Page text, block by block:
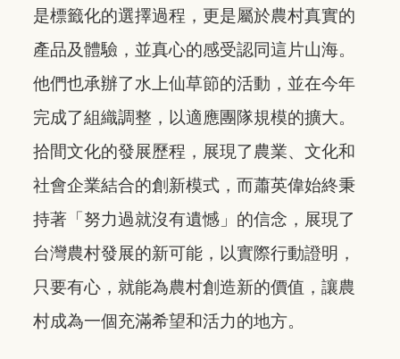
是標籤化的選擇過程，更是屬於農村真實的
產品及體驗，並真心的感受認同這片山海。
他們也承辦了水上仙草節的活動，並在今年
完成了組織調整，以適應團隊規模的擴大。
拾間文化的發展歷程，展現了農業、文化和
社會企業結合的創新模式，而蕭英偉始終秉
持著「努力過就沒有遺憾」的信念，展現了
台灣農村發展的新可能，以實際行動證明，
只要有心，就能為農村創造新的價值，讓農
村成為一個充滿希望和活力的地方。